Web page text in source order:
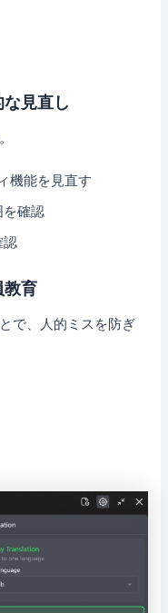
見直し
機能を見直す
を確認
認
教育
で、人的ミスを防ぎ